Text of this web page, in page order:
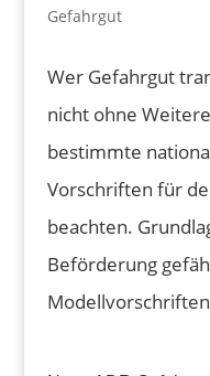
Gefahrgut
Wer Gefahrgut
nicht ohne
bestimmte
Vorschriften für
beachten.
Beförderung